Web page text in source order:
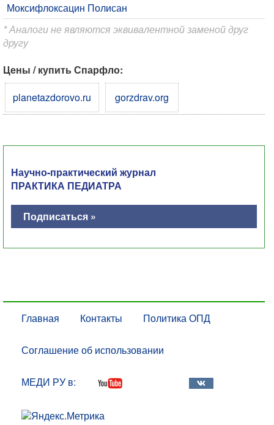
Моксифлоксацин Полисан
* Аналоги не являются эквивалентной заменой друг
другу
Цены / купить Спарфло:
planetazdorovo.ru
gorzdrav.org
Научно-практический журнал
ПРАКТИКА ПЕДИАТРА
Подписаться »
Главная Контакты Политика ОПД
Соглашение об использовании
МЕДИ РУ в: